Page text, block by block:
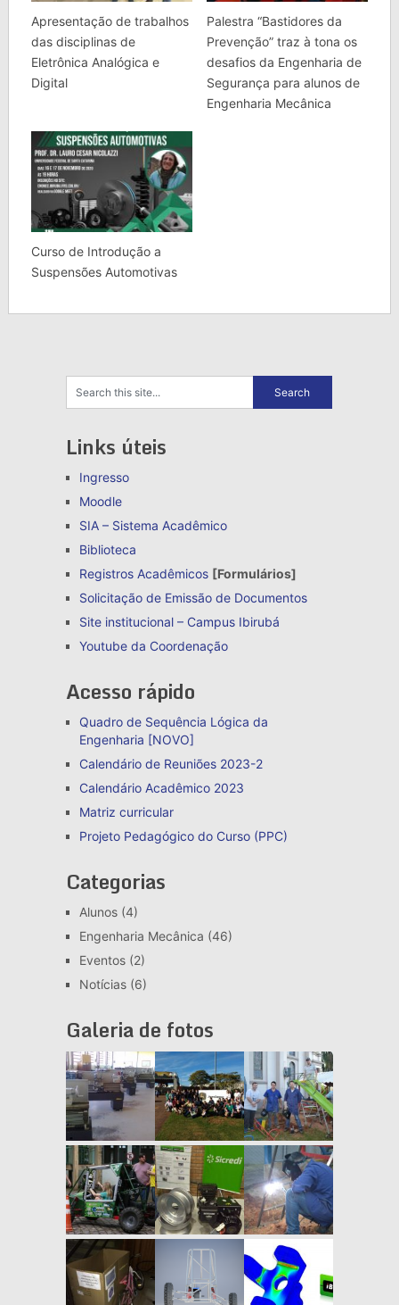
Apresentação de trabalhos
das disciplinas de
Eletrônica Analógica e
Digital
Palestra “Bastidores da
Prevenção” traz à tona os
desafios da Engenharia de
Segurança para alunos de
Engenharia Mecânica
Curso de Introdução a
Suspensões Automotivas
Links úteis
Ingresso
Moodle
SIA – Sistema Acadêmico
Biblioteca
Registros Acadêmicos [Formulários]
Solicitação de Emissão de Documentos
Site institucional – Campus Ibirubá
Youtube da Coordenação
Acesso rápido
Quadro de Sequência Lógica da
Engenharia [NOVO]
Calendário de Reuniões 2023-2
Calendário Acadêmico 2023
Matriz curricular
Projeto Pedagógico do Curso (PPC)
Categorias
Alunos(4)
Engenharia Mecânica (46)
Eventos(2)
Notícias(6)
Galeria de fotos